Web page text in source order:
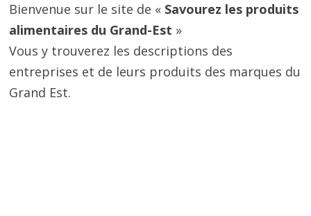
Bienvenue sur le site de « Savourez les produits
alimentaires du Grand-Est »
Vous y trouverez les descriptions des
entreprises et de leurs produits des marques du
Grand Est.